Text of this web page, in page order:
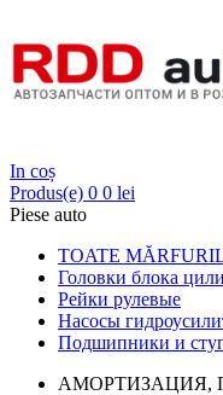
In coș
Produs(e) 0 0 lei
Piese auto
TOATE
Головки блока
Рейки рулевые
Насосы
Подшипники и
АМОРТИЗАЦИЯ,